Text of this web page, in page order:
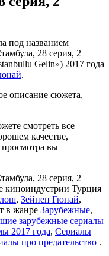
под названием
28 серия, 2
Gelin») 2017 года
.
описание сюжета,
смотреть все
качестве,
вы
28 серия, 2
киноиндустрии Турция
, Зейнеп Гюнай,
в жанре Зарубежные,
зарубежные сериалы
2017 года, Сериалы
про предательство .